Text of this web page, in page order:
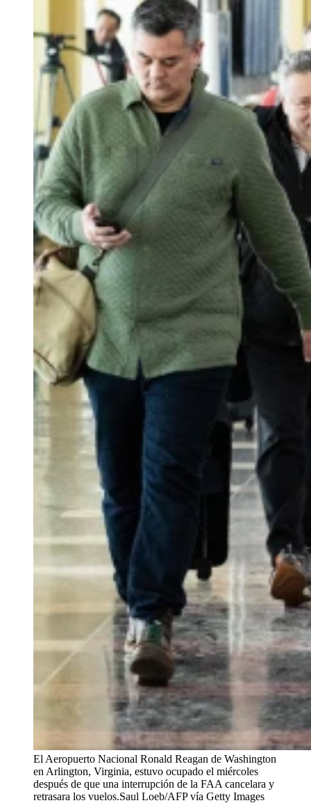
El Aeropuerto Nacional Ronald Reagan de Washington
en Arlington, Virginia, estuvo ocupado el miércoles
después de que una interrupción de la FAA cancelara y
retrasara los vuelos.Saul Loeb/AFP vía Getty Images